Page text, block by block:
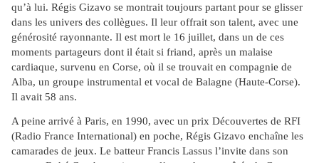
qu’à lui. Régis Gizavo se montrait toujours partant pour se glisser
dans les univers des collègues. Il leur offrait son talent, avec une
générosité rayonnante. Il est mort le 16 juillet, dans un de ces
moments partageurs dont il était si friand, après un malaise
cardiaque, survenu en Corse, où il se trouvait en compagnie de
Alba, un groupe instrumental et vocal de Balagne (Haute-Corse).
Il avait 58 ans.
A peine arrivé à Paris, en 1990, avec un prix Découvertes de RFI
(Radio France International) en poche, Régis Gizavo enchaîne les
camarades de jeux. Le batteur Francis Lassus l’invite dans son